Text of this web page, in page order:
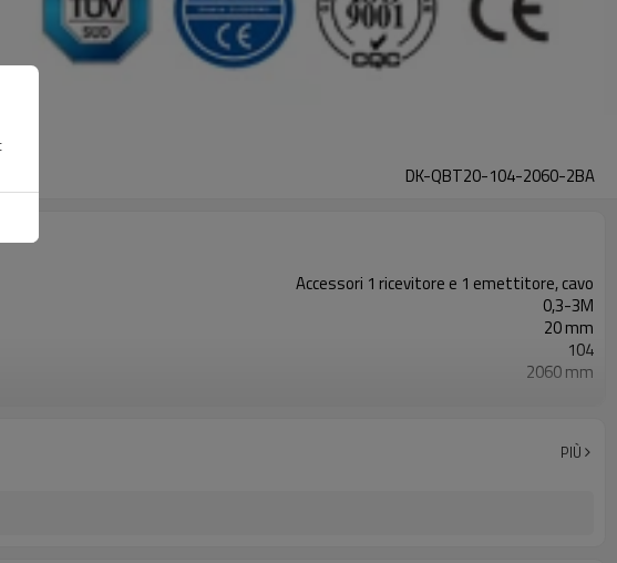
DK-QBT20-104-2060-2BA
Accessori 1 ricevitore e 1 emettitore, cavo
0,3-3M
20 mm
104
2060 mm
TÜV CE, Cina GB, certificato ISO UL-FCC, TIPO 4
PIÙ